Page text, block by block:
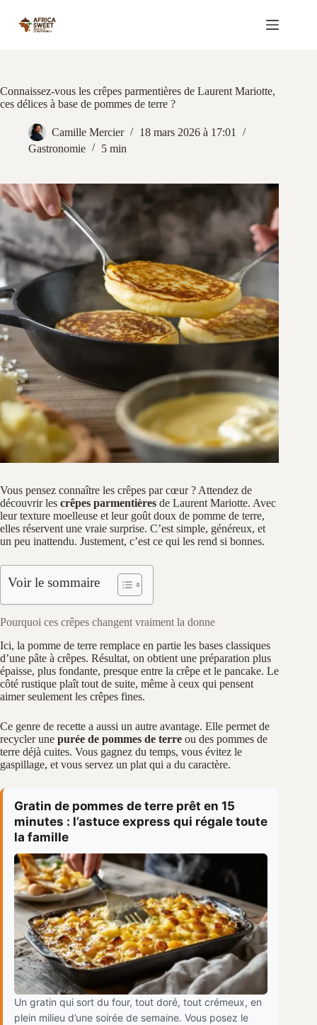
contenu
Connaissez-vous les crêpes parmentières de Laurent Mariotte,
ces délices à base de pommes de terre ?
Camille Mercier
18 mars 2026 à 17:01
Gastronomie
5 min
Vous pensez connaître les crêpes par cœur ? Attendez de
découvrir les crêpes parmentières de Laurent Mariotte. Avec
leur texture moelleuse et leur goût doux de pomme de terre,
elles réservent une vraie surprise. C’est simple, généreux, et
un peu inattendu. Justement, c’est ce qui les rend si bonnes.
Voir le sommaire
Pourquoi ces crêpes changent vraiment la donne
Ici, la pomme de terre remplace en partie les bases classiques
d’une pâte à crêpes. Résultat, on obtient une préparation plus
épaisse, plus fondante, presque entre la crêpe et le pancake. Le
côté rustique plaît tout de suite, même à ceux qui pensent
aimer seulement les crêpes fines.
Ce genre de recette a aussi un autre avantage. Elle permet de
recycler une purée de pommes de terre ou des pommes de
terre déjà cuites. Vous gagnez du temps, vous évitez le
gaspillage, et vous servez un plat qui a du caractère.
Gratin de pommes de terre prêt en 15
minutes : l’astuce express qui régale toute
la famille
Un gratin qui sort du four, tout doré, tout crémeux, en
plein milieu d’une soirée de semaine. Vous posez le